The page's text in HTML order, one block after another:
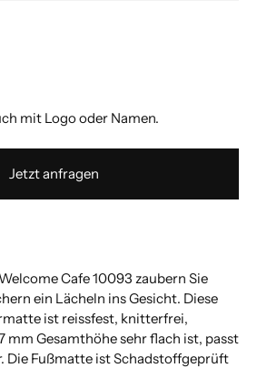
mit Logo oder Namen.
Jetzt anfragen
Cafe 10093 zaubern Sie
ein Lächeln ins Gesicht. Diese
ist reissfest, knitterfrei,
mm Gesamthöhe sehr flach ist, passt
Die Fußmatte ist Schadstoffgeprüft